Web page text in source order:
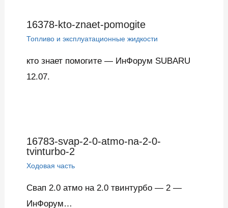
16378-kto-znaet-pomogite
Топливо и эксплуатационные жидкости
кто знает помогите — ИнФорум SUBARU
12.07.
16783-svap-2-0-atmo-na-2-0-
tvinturbo-2
Ходовая часть
Свап 2.0 атмо на 2.0 твинтурбо — 2 —
ИнФорум…